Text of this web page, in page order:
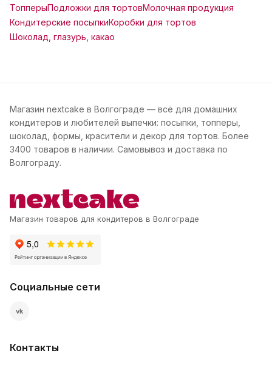
ТопперыПодложки для тортовМолочная продукция
Кондитерские посыпкиКоробки для тортов
Шоколад, глазурь, какао
Магазин nextcake в Волгограде — всё для домашних
кондитеров и любителей выпечки: посыпки, топперы,
шоколад, формы, красители и декор для тортов. Более
3400 товаров в наличии. Самовывоз и доставка по
Волгограду.
Магазин товаров для кондитеров в Волгограде
Социальные сети
vk
Контакты